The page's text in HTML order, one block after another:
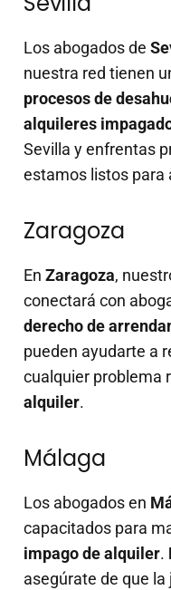
Los abogados de
nuestra red tienen
procesos de
alquileres
Sevilla y enfrentas
estamos listos para
Zaragoza
En Zaragoza,
conectará con
derecho de
pueden ayudarte a
cualquier problema
alquiler.
Málaga
Los abogados en
capacitados para
impago de alquiler.
asegúrate de que